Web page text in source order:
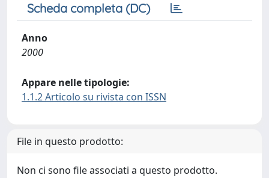
Scheda completa (DC)
Anno
2000
Appare nelle tipologie:
1.1.2 Articolo su rivista con ISSN
File in questo prodotto:
Non ci sono file associati a questo prodotto.